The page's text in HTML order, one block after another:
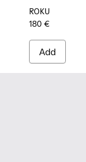
ROKU
180 €
Add